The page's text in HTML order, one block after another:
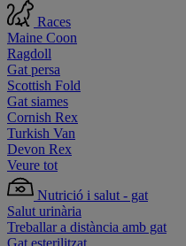
Races
Maine Coon
Ragdoll
Gat persa
Scottish Fold
Gat siames
Cornish Rex
Turkish Van
Devon Rex
Veure tot
Nutrició i salut - gat
Salut urinària
Treballar a distància amb gat
Gat esterilitzat